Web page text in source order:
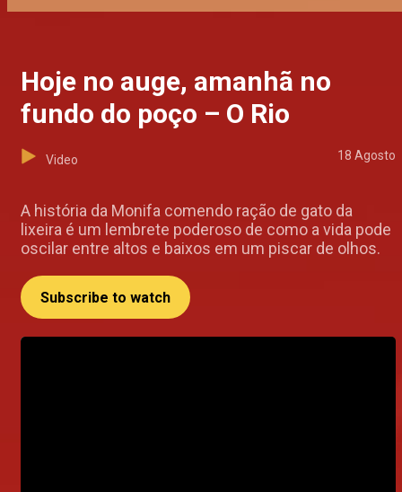
Hoje no auge, amanhã no
fundo do poço – O Rio
Video 18 Agosto
A história da Monifa comendo ração de gato da
lixeira é um lembrete poderoso de como a vida pode
oscilar entre altos e baixos em um piscar de olhos.
Subscribe to watch